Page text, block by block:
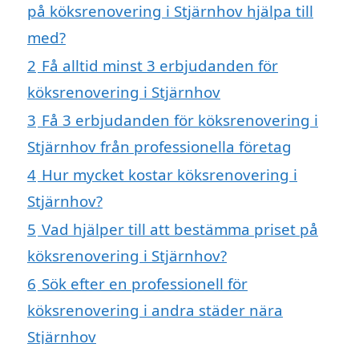
på köksrenovering i Stjärnhov hjälpa till
med?
2 Få alltid minst 3 erbjudanden för
köksrenovering i Stjärnhov
3 Få 3 erbjudanden för köksrenovering i
Stjärnhov från professionella företag
4 Hur mycket kostar köksrenovering i
Stjärnhov?
5 Vad hjälper till att bestämma priset på
köksrenovering i Stjärnhov?
6 Sök efter en professionell för
köksrenovering i andra städer nära
Stjärnhov